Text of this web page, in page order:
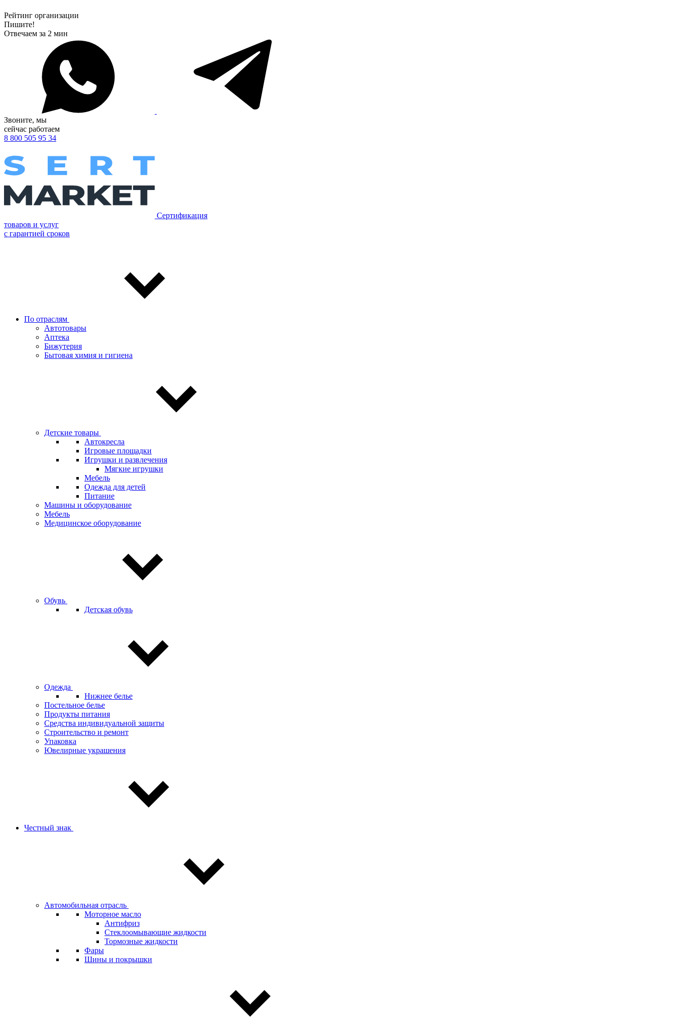
Рейтинг организации
Пишите!
Отвечаем за 2 мин
Звоните, мы
сейчас работаем
8 800 505 95 34
Сертификация
товаров и услуг
с гарантией сроков
По отраслям
Автотовары
Аптека
Бижутерия
Бытовая химия и гигиена
Детские товары
Автокресла
Игровые площадки
Игрушки и развлечения
Мягкие игрушки
Мебель
Одежда для детей
Питание
Машины и оборудование
Мебель
Медицинское оборудование
Обувь
Детская обувь
Одежда
Нижнее белье
Постельное белье
Продукты питания
Средства индивидуальной защиты
Строительство и ремонт
Упаковка
Ювелирные украшения
Честный знак
Автомобильная отрасль
Моторное масло
Антифриз
Стеклоомывающие жидкости
Тормозные жидкости
Фары
Шины и покрышки